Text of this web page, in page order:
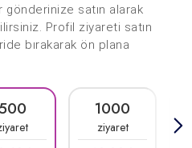
satın alarak
Profil ziyareti satın
bırakarak ön plana
1000
ziyaret